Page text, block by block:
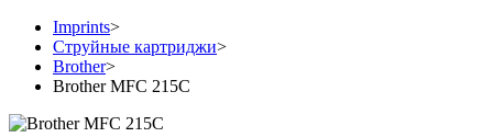
Imprints>
Струйные картриджи>
Brother>
Brother MFC 215C